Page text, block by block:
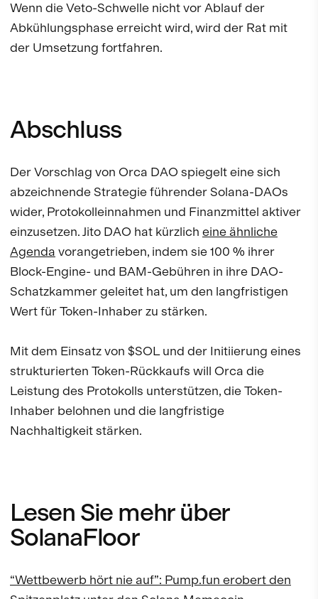
Wenn die Veto-Schwelle nicht vor Ablauf der
Abkühlungsphase erreicht wird, wird der Rat mit
der Umsetzung fortfahren.
Abschluss
Der Vorschlag von Orca DAO spiegelt eine sich
abzeichnende Strategie führender Solana-DAOs
wider, Protokolleinnahmen und Finanzmittel aktiver
einzusetzen. Jito DAO hat kürzlich eine ähnliche
Agenda vorangetrieben, indem sie 100 % ihrer
Block-Engine- und BAM-Gebühren in ihre DAO-
Schatzkammer geleitet hat, um den langfristigen
Wert für Token-Inhaber zu stärken.
Mit dem Einsatz von $SOL und der Initiierung eines
strukturierten Token-Rückkaufs will Orca die
Leistung des Protokolls unterstützen, die Token-
Inhaber belohnen und die langfristige
Nachhaltigkeit stärken.
Lesen Sie mehr über
SolanaFloor
“Wettbewerb hört nie auf”: Pump.fun erobert den